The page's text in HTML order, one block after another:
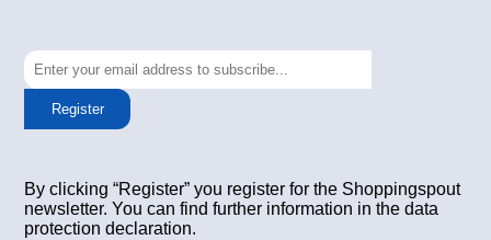
Register
By clicking “Register” you register for the Shoppingspout
newsletter. You can find further information in the data
protection declaration.